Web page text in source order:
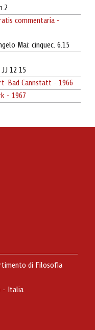
commentaria -
Mai: cinquec. 6.15
12 15
Bad Cannstatt - 1966
- 1967
di Filosofia
- Italia